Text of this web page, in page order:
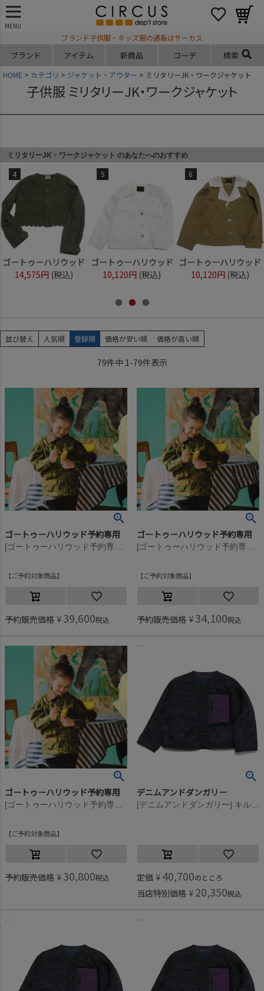
MENU
ブランド子供服・キッズ服の通販はサーカス
ブランド アイテム 新商品 コーデ 検索
HOME カテゴリ ジャケット・アウター ミリタリーJK・ワークジャケット
子供服 ミリタリーJK・ワークジャケット
ミリタリーJK・ワークジャケット のあなたへのおすすめ
4
ゴートゥーハリウッド
14,575円 (税込)
5
ゴートゥーハリウッド
10,120円 (税込)
6
ゴートゥーハリウッド
10,120円 (税込)
並び替え 人気順 登録順 価格が安い順 価格が高い順
79件中 1-79件表示
ゴートゥーハリウッド予約専用
[ゴートゥーハリウッド予約専用] リップ リーフカモ ファティーグ JK【8月入荷予定】 9KHカーキ
ご予約対象商品
予約販売価格 ¥ 39,600税込
ゴートゥーハリウッド予約専用
[ゴートゥーハリウッド予約専用] リップ リーフカモ ファティーグ JK【8月入荷予定】 9KHカーキ
ご予約対象商品
予約販売価格 ¥ 34,100税込
ゴートゥーハリウッド予約専用
[ゴートゥーハリウッド予約専用] リップ リーフカモ ファティーグ JK【8月入荷予定】 9KHカーキ
ご予約対象商品
予約販売価格 ¥ 30,800税込
デニムアンドダンガリー
[デニムアンドダンガリー] キルティング インナー リバーシブル JK 4NV紺
定価 ¥ 40,700のところ
当店特別価格 ¥ 20,350税込